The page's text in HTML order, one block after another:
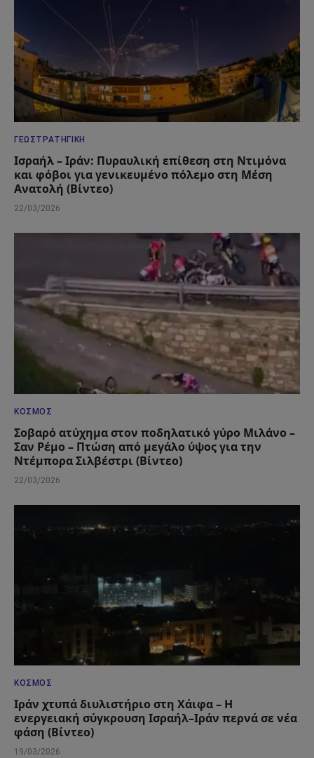
ΓΕΩΣΤΡΑΤΗΓΙΚΉ
Ισραήλ – Ιράν: Πυραυλική επίθεση στη Ντιμόνα
και φόβοι για γενικευμένο πόλεμο στη Μέση
Ανατολή (Βίντεο)
22/03/2026
ΚΌΣΜΟΣ
Σοβαρό ατύχημα στον ποδηλατικό γύρο Μιλάνο –
Σαν Ρέμο – Πτώση από μεγάλο ύψος για την
Ντέμπορα Σιλβέστρι (Βίντεο)
22/03/2026
ΚΌΣΜΟΣ
Ιράν χτυπά διυλιστήριο στη Χάιφα – Η
ενεργειακή σύγκρουση Ισραήλ–Ιράν περνά σε νέα
φάση (Βίντεο)
19/03/2026